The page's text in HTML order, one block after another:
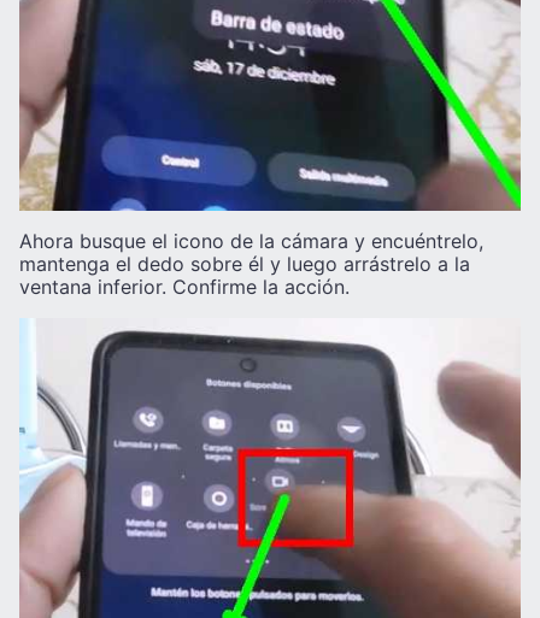
Ahora busque el icono de la cámara y encuéntrelo,
mantenga el dedo sobre él y luego arrástrelo a la
ventana inferior. Confirme la acción.